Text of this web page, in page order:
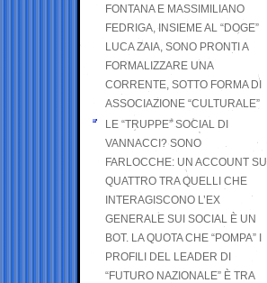
FONTANA E MASSIMILIANO
FEDRIGA, INSIEME AL “DOGE”
LUCA ZAIA, SONO PRONTI A
FORMALIZZARE UNA
CORRENTE, SOTTO FORMA DI
ASSOCIAZIONE “CULTURALE”
LE “TRUPPE” SOCIAL DI
VANNACCI? SONO
FARLOCCHE: UN ACCOUNT SU
QUATTRO TRA QUELLI CHE
INTERAGISCONO L’EX
GENERALE SUI SOCIAL È UN
BOT. LA QUOTA CHE “POMPA” I
PROFILI DEL LEADER DI
“FUTURO NAZIONALE” È TRA